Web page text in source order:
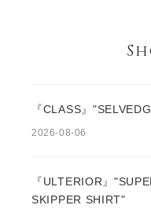
『CLASS』
2026-08-06
『ULTERIOR』
SKIPPER SHIRT"